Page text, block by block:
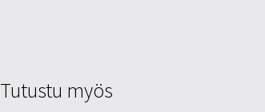
Tutustu myös